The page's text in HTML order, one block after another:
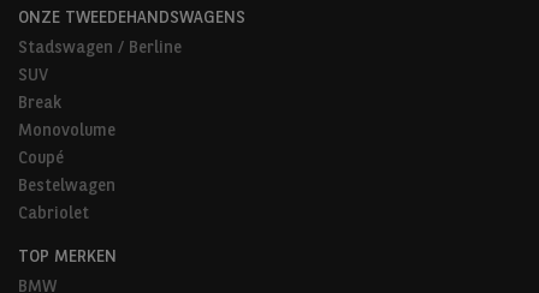
ONZE TWEEDEHANDSWAGENS
Stadswagen / Berline
SUV
Break
Monovolume
Coupé
Bestelwagen
Cabriolet
TOP MERKEN
BMW